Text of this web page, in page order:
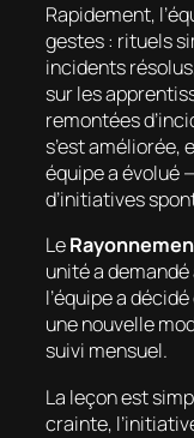
Rapidement,
gestes : rituels
incidents
sur les
remontées
s’est
équipe a évolué
d’initiatives
Le
unité a
l’équipe a décidé
une nouvelle
suivi mensuel.
La leçon est
crainte,